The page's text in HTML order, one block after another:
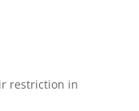
restriction in